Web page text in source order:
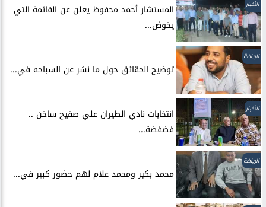
الأخبار
المستشار أحمد محفوظ يعلن عن القائمة التي
يخوض...
الرياضة
توضيح الحقائق حول ما نشر عن السباحه في...
الأخبار
انتخابات نادي الطيران علي صفيح ساخن ..
فضفضة...
الرياضة
محمد بكير ومحمد علام لهم حضور كبير في...